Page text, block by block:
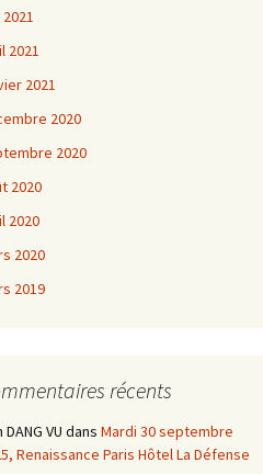
2021
2021
2020
2020
2020
2020
2020
2019
récents
DANG VU dans Mardi 30 septembre
Renaissance Paris Hôtel La Défense